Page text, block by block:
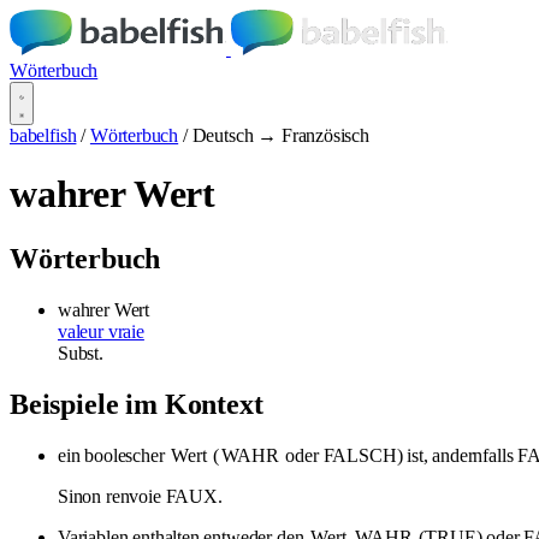
Wörterbuch
babelfish / Wörterbuch / Deutsch → Französisch
wahrer Wert
Wörterbuch
wahrer Wert
valeur vraie
Subst.
Beispiele im Kontext
ein boolescher Wert (WAHR oder FALSCH) ist, andernfalls
Sinon renvoie FAUX.